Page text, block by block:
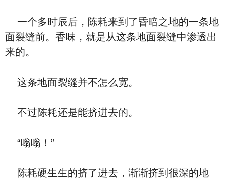
一个多时辰后，陈耗来到了昏暗之地的一条地
面裂缝前。香味，就是从这条地面裂缝中渗透出
来的。
这条地面裂缝并不怎么宽。
不过陈耗还是能挤进去的。
“嗡嗡！”
陈耗硬生生的挤了进去，渐渐挤到很深的地